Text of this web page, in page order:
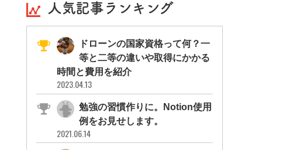
人気記事ランキング
ドローンの国家資格って何？一
等と二等の違いや取得にかかる
時間と費用を紹介
2023.04.13
勉強の習慣作りに。Notion使用
例をお見せします。
2021.06.14